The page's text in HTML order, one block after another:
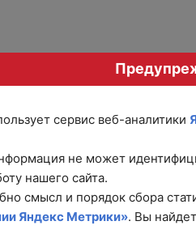
сервис веб-аналитики
не может
нашего сайта.
смысл и порядок сбора
Яндекс Метрики». Вы